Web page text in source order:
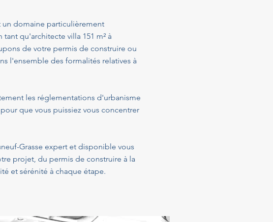
domaine particulièrement
qu'architecte villa 151 m² à
de votre permis de construire ou
l'ensemble des formalités relatives à
les réglementations d'urbanisme
que vous puissiez vous concentrer
Grasse expert et disponible vous
projet, du permis de construire à la
et sérénité à chaque étape.